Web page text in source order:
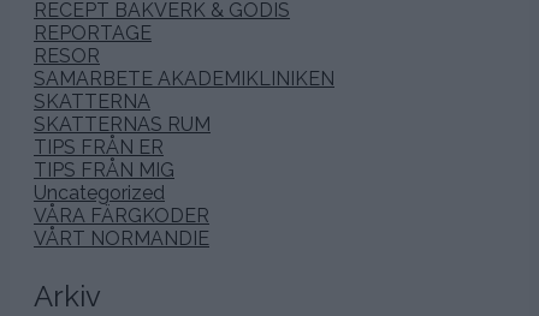
RECEPT BAKVERK & GODIS
REPORTAGE
RESOR
SAMARBETE AKADEMIKLINIKEN
SKATTERNA
SKATTERNAS RUM
TIPS FRÅN ER
TIPS FRÅN MIG
Uncategorized
VÅRA FÄRGKODER
VÅRT NORMANDIE
Arkiv